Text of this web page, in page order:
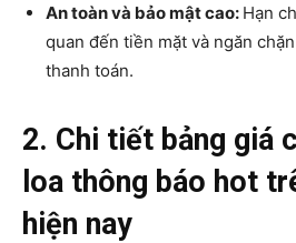
An toàn và bảo mật cao: Hạn
quan đến tiền mặt và ngăn
thanh toán.
2. Chi tiết bảng giá
loa thông báo hot
hiện nay